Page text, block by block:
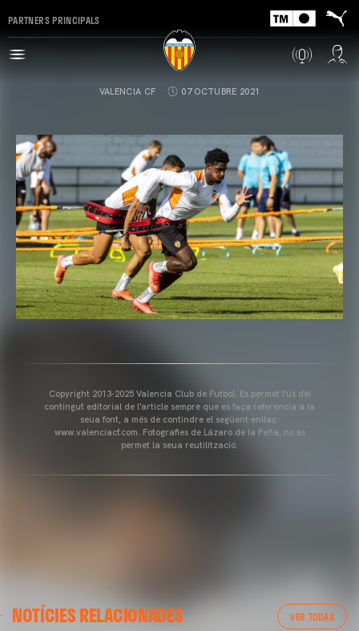
PARTNERS PRINCIPALS
VALENCIA CF 07 OCTUBRE 2021
Copyright 2013-2025 Valencia Club de Futbol. Es permet l'ús del
contingut editorial de l'article sempre que es faça referència a la
seua font, a més de contindre el següent enllaç:
www.valenciacf.com. Fotografies de Lázaro de la Peña, no es
permet la seua reutilització.
NOTÍCIES RELACIONADES VER TODAS
ENTRENAMENT DEL VALENCIA CF 04/03/26